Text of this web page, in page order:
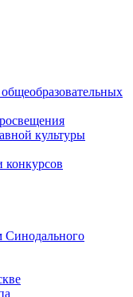
культуры
конкурсов
Синодального